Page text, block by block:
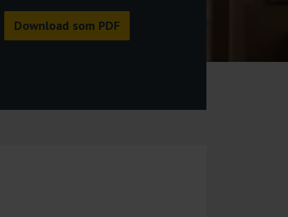
Download som PDF